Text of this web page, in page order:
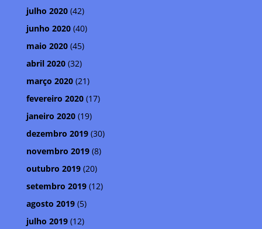
julho 2020(42)
junho 2020(40)
maio 2020(45)
abril 2020(32)
março 2020(21)
fevereiro 2020(17)
janeiro 2020(19)
dezembro 2019(30)
novembro 2019(8)
outubro 2019(20)
setembro 2019(12)
agosto 2019(5)
julho 2019(12)